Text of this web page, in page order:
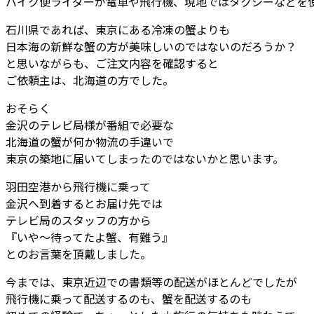
石川県であれば、東京にある冷凍の蟹よりも
日本海の新鮮な蟹の方が美味しいのではないのだろうか？
と思いながらも、ご注文内容を確認すると
ご依頼主は、北海道の方でした。
おそらく
金沢のテレビ局様が番組で必要な
北海道の蟹が何か物流の手違いで
東京の築地に届いてしまったのではないかと思います。
羽田空港から飛行機に乗って
金沢へ到着するとお届け先では
テレビ局のスタッフの方から
『いや～待ってたよ蟹、有難う』
とのお言葉を頂戴しました。
今までは、東京近辺での書類等の配送がほとんどでしたが
飛行機に乗って配送するのも、蟹を配送するのも